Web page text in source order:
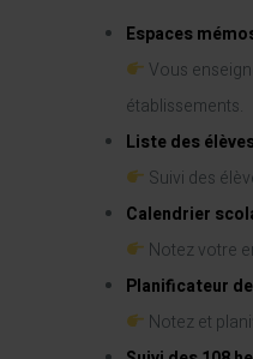
Espaces
Vous
établissements.
Liste des
Suivi des
Calendrier
Notez votre
Planificateur
Notez et